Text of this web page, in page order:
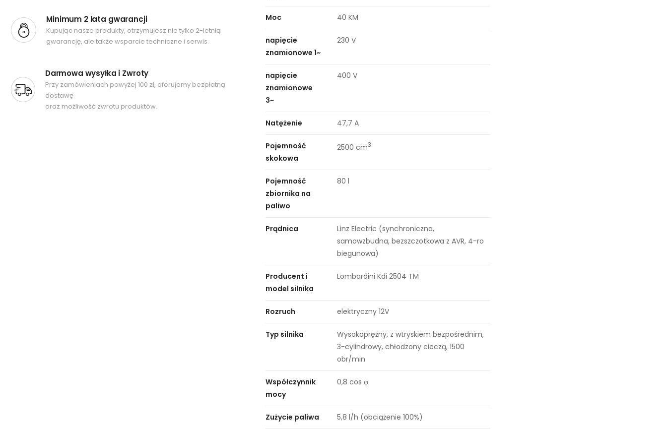
Minimum 2 lata gwarancji
Kupując nasze produkty, otrzymujesz nie tylko 2-letnią
gwarancję, ale także wsparcie techniczne i serwis.
Darmowa wysyłka i Zwroty
Przy zamówieniach powyżej 100 zł, oferujemy bezpłatną
dostawę
oraz możliwość zwrotu produktów.
Moc 40 KM
napięcie
znamionowe 1~
230 V
napięcie
znamionowe
3~
400 V
Natężenie 47,7 A
Pojemność
skokowa
2500 cm3
Pojemność
zbiornika na
paliwo
80 l
Prądnica
Linz Electric (synchroniczna,
samowzbudna, bezszczotkowa z AVR, 4-ro
biegunowa)
Producent i
model silnika
Lombardini Kdi 2504 TM
Rozruch elektryczny 12V
Typ silnika
Wysokoprężny, z wtryskiem bezpośrednim,
3-cylindrowy, chłodzony cieczą, 1500
obr/min
Współczynnik
mocy
0,8 cos φ
Zużycie paliwa 5,8 l/h (obciążenie 100%)